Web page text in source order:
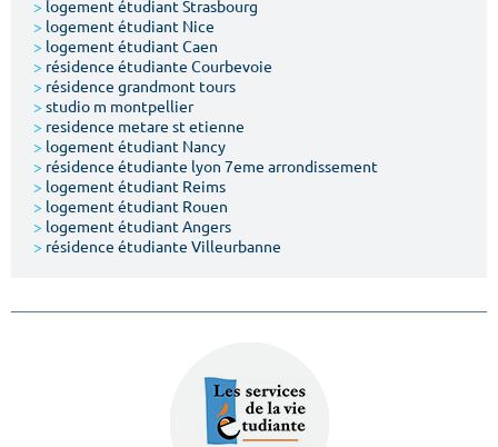
> logement étudiant Strasbourg
> logement étudiant Nice
> logement étudiant Caen
> résidence étudiante Courbevoie
> résidence grandmont tours
> studio m montpellier
> residence metare st etienne
> logement étudiant Nancy
> résidence étudiante lyon 7eme arrondissement
> logement étudiant Reims
> logement étudiant Rouen
> logement étudiant Angers
> résidence étudiante Villeurbanne